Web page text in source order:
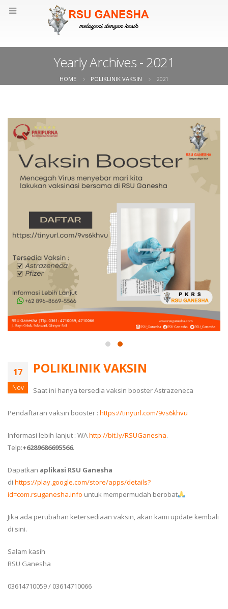
Yearly Archives - 2021
HOME POLIKLINIK VAKSIN 2021
17
Nov
POLIKLINIK VAKSIN
Saat ini hanya tersedia vaksin booster Astrazeneca
Pendaftaran vaksin booster : https://tinyurl.com/9vs6khvu
Informasi lebih lanjut : WAhttp://bit.ly/RSUGanesha.
Telp:+6289686695566.
Dapatkan aplikasi RSU Ganesha
di https://play.google.com/store/apps/details?
id=com.rsuganesha.info untuk mempermudah berobat
Jika ada perubahan ketersediaan vaksin, akan kami update kembali
di sini.
Salam kasih
RSU Ganesha
03614710059 / 03614710066